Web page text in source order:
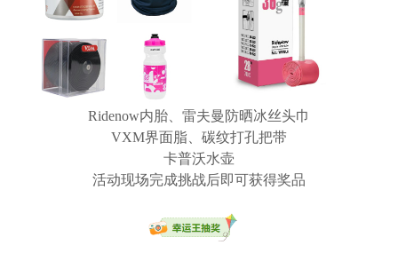
Ridenow内胎、雷夫曼防晒冰丝头巾
VXM界面脂、碳纹打孔把带
卡普沃水壶
活动现场完成挑战后即可获得奖品